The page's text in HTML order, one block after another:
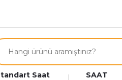
Saat
SAAT